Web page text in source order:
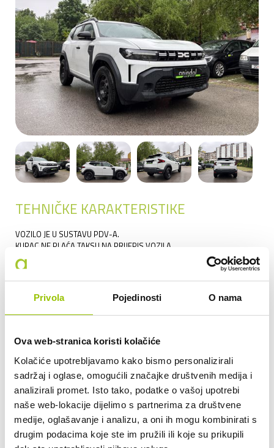
Privola Pojedinosti O nama
Ova web-stranica koristi kolačiće
Kolačiće upotrebljavamo kako bismo personalizirali
sadržaj i oglase, omogućili značajke društvenih medija i
analizirali promet. Isto tako, podatke o vašoj upotrebi
naše web-lokacije dijelimo s partnerima za društvene
medije, oglašavanje i analizu, a oni ih mogu kombinirati s
drugim podacima koje ste im pružili ili koje su prikupili
TEHNIČKE KARAKTERISTIKE
VOZILO JE U SUSTAVU PDV-A.
KUPAC NE PLAĆA TAKSU NA PRIJEPIS VOZILA.
PROIZVOĐAČ:
SNAGA (KW):
74
MJENJAČ:
MEHANIČKI MJENJAČ
SERVISNA KNJIŽICA:
DA
GARAŽIRAN:
DA
STANJE:
RABLJENO